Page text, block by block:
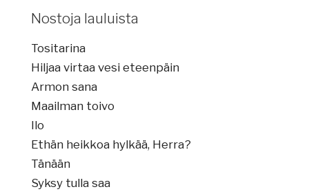
Nostoja lauluista
Tositarina
Hiljaa virtaa vesi eteenpäin
Armon sana
Maailman toivo
Ilo
Ethän heikkoa hylkää, Herra?
Tänään
Syksy tulla saa